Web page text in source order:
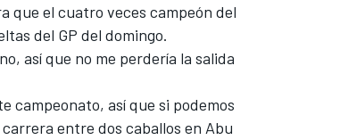
que el cuatro veces campeón del
del GP del domingo.
así que no me perdería la salida
campeonato, así que si podemos
entre dos caballos en Abu